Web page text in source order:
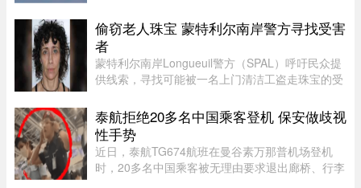
时段津贴"，地面工作也获补偿；休息时间增加；
餐食和制服津贴上调；其他一系 ...
偷窃老人珠宝 蒙特利尔南岸警方寻找受害
者
蒙特利尔南岸Longueuil警方（SPAL）呼吁民众提
供线索，寻找可能被一名上门清洁工盗走珠宝的受
手。48岁的Longueuil居民Mélanie Tanguay上周
四出庭，被控涉及Saint-Brun ...
泰航拒绝20多名中国乘客登机 保安做歧视
性手势
近日，泰航TG674航班在曼谷素万那普机场登机
时，20多名中国乘客被无理由要求退出廊桥、行李